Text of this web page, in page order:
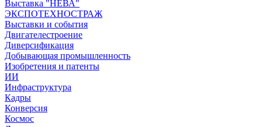
Выставка "НЕВА"
ЭКСПОТЕХНОСТРАЖ
Выставки и события
Двигателестроение
Диверсификация
Добывающая промышленность
Изобретения и патенты
ИИ
Инфраструктура
Кадры
Конверсия
Космос